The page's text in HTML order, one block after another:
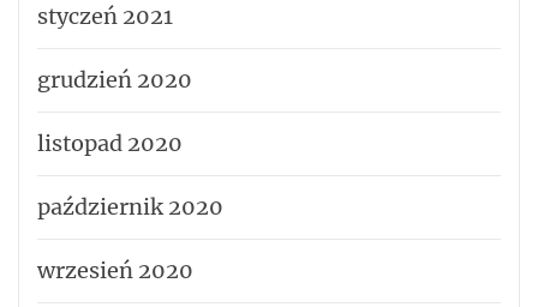
styczeń 2021
grudzień 2020
listopad 2020
październik 2020
wrzesień 2020